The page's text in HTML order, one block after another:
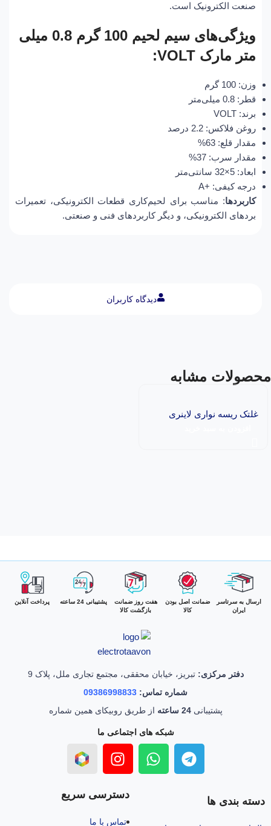
دیدگاه کاربران
صنعت الکترونیک است.
ویژگی‌های سیم لحیم 100 گرم 0.8 میلی
متر مارک VOLT:
وزن: 100 گرم
قطر: 0.8 میلی‌متر
برند: VOLT
روغن فلاکس: 2.2 درصد
مقدار قلع: 63%
مقدار سرب: 37%
ابعاد: 5×32 سانتی‌متر
درجه کیفی: +A
کاربردها: مناسب برای لحیم‌کاری قطعات الکترونیکی، تعمیرات
بردهای الکترونیکی، و دیگر کاربردهای فنی و صنعتی.
محصولات مشابه
غلتک ریسه نواری لاینری
ارسال به سرتاسر
ایران
ضمانت اصل بودن
کالا
هفت روز ضمانت
بازگشت کالا
پشتیبانی 24 ساعته پرداخت آنلاین
دفتر مرکزی: تبریز، خیابان محققی، مجتمع تجاری ملل، پلاک 9
شماره تماس: 09386998833
پشتیبانی24 ساعته از طریق روبیکای همین شماره
شبکه های اجتماعی ما
دسته بندی ها
دسترسی سریع
تماس با ما